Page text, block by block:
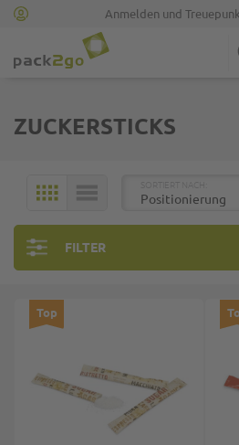
Anmelden und
ZUCKERSTICKS
KACHELN
FILTER
Top